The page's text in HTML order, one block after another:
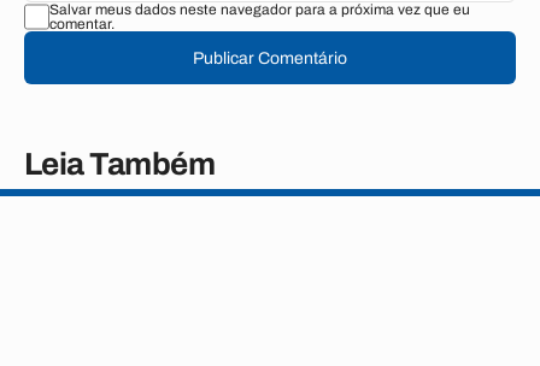
Salvar meus dados neste navegador para a próxima vez que eu
comentar.
Publicar Comentário
Leia Também